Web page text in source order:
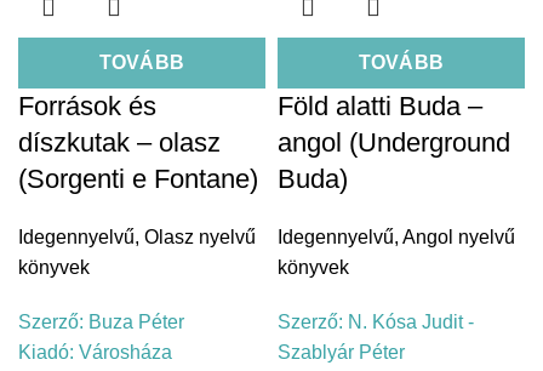
TOVÁBB
Források és
díszkutak – olasz
(Sorgenti e Fontane)
Idegennyelvű, Olasz nyelvű
könyvek
Szerző: Buza Péter
Kiadó: Városháza
TOVÁBB
Föld alatti Buda –
angol (Underground
Buda)
Idegennyelvű, Angol nyelvű
könyvek
Szerző: N. Kósa Judit -
Szablyár Péter